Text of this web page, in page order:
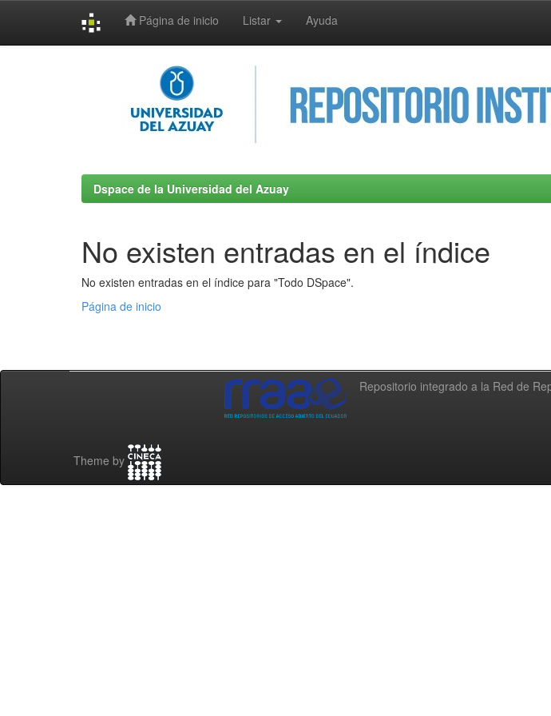
Página de inicio Listar Ayuda
Dspace de la Universidad del Azuay
No existen entradas en el índice
No existen entradas en el índice para "Todo DSpace".
Página de inicio
Repositorio integrado a la Red de
Theme by